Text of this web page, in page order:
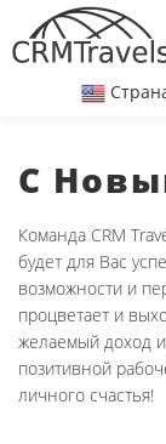
С
Команда CRM
будет для Вас
возможности и
процветает и
желаемый доход
позитивной
личного счастья!